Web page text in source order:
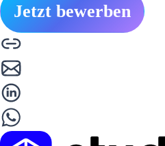
Jetzt bewerben